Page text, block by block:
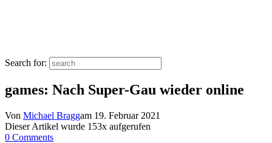
Search for:
games: Nach Super-Gau wieder online
Von Michael Braggam 19. Februar 2021
Dieser Artikel wurde 153x aufgerufen
0 Comments